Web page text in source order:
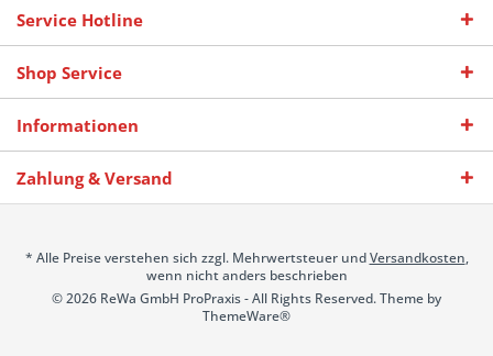
Service Hotline
Shop Service
Informationen
Zahlung & Versand
* Alle Preise verstehen sich zzgl. Mehrwertsteuer undVersandkosten,
wenn nicht anders beschrieben
© 2026 ReWa GmbH ProPraxis - All Rights Reserved. Theme by
ThemeWare®